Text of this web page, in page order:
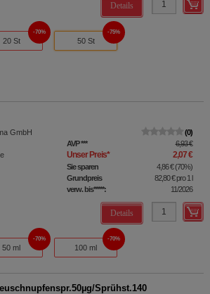
Details
20 St
70%
50 St
75%
GmbH
0
AVP*** 6,93 €
Unser Preis* 2,07 €
Sie sparen 4,86 €(70%)
Grundpreis
82,80 €pro 1 l
verw. bis*****:
11/2026
Details
50 ml
70%
100 ml
70%
Sprühst.140